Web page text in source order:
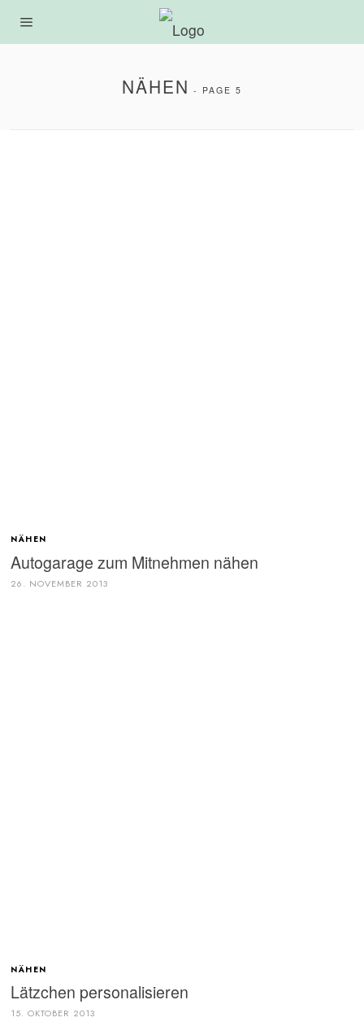
NÄHEN - PAGE 5
NÄHEN
Autogarage zum Mitnehmen nähen
26. NOVEMBER 2013
NÄHEN
Lätzchen personalisieren
15. OKTOBER 2013